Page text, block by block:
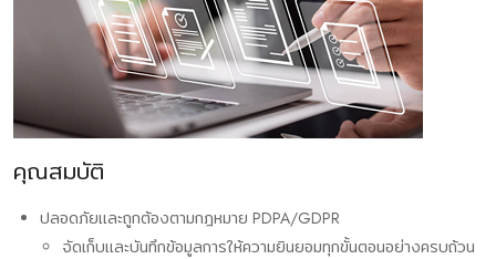
คุณสมบัติ
ปลอดภัยและถูกต้องตามกฎหมาย PDPA/GDPR
จัดเก็บและบันทึกข้อมูลการให้ความยินยอมทุกขั้นตอนอย่างครบถ้วน